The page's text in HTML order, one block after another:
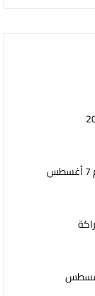
الدينار الكويتي بـ 162.32 جنيهًا.. أسعار العملات اليوم 7 أغسطس
الذهب اليوم الجمعة 7 أغسطس